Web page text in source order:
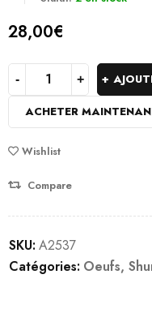
28,00€
ACHETER
Wishlist
Compare
SKU: A2537
Catégories: Oeufs,